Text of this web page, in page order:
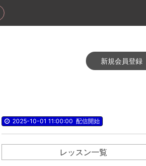
新規会員登録
2025-10-01 11:00:00 配信開始
レッスン一覧